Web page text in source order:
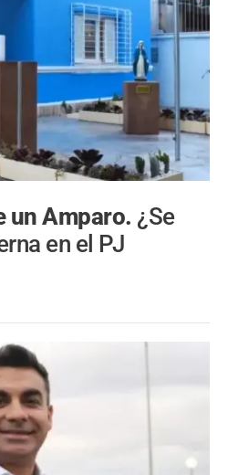
un Amparo. ¿Se
en el PJ